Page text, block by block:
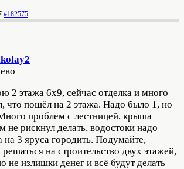
#182575
2 этажа 6х9, сейчас отделка и много
что пошёл на 2 этажа. Надо было 1, но
проблем с лестницей, крыша
не рискнул делать, водостоки надо
на 3 яруса городить. Подумайте,
на строительство двух этажей,
не излишки денег и всё будут делать